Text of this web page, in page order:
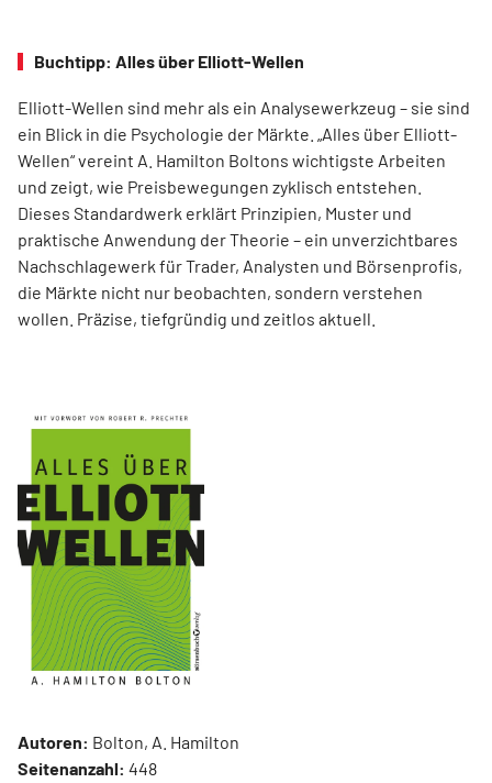
Buchtipp: Alles über Elliott-Wellen
Elliott-Wellen sind mehr als ein Analysewerkzeug – sie sind
ein Blick in die Psychologie der Märkte. „Alles über Elliott-
Wellen“ vereint A. Hamilton Boltons wichtigste Arbeiten
und zeigt, wie Preisbewegungen zyklisch entstehen.
Dieses Standardwerk erklärt Prinzipien, Muster und
praktische Anwendung der Theorie – ein unverzichtbares
Nachschlagewerk für Trader, Analysten und Börsenprofis,
die Märkte nicht nur beobachten, sondern verstehen
wollen. Präzise, tiefgründig und zeitlos aktuell.
Autoren: Bolton, A. Hamilton
Seitenanzahl: 448